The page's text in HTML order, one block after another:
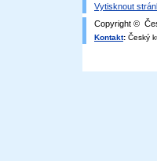
Vytisknout
Copyright ©
Kontakt: Český